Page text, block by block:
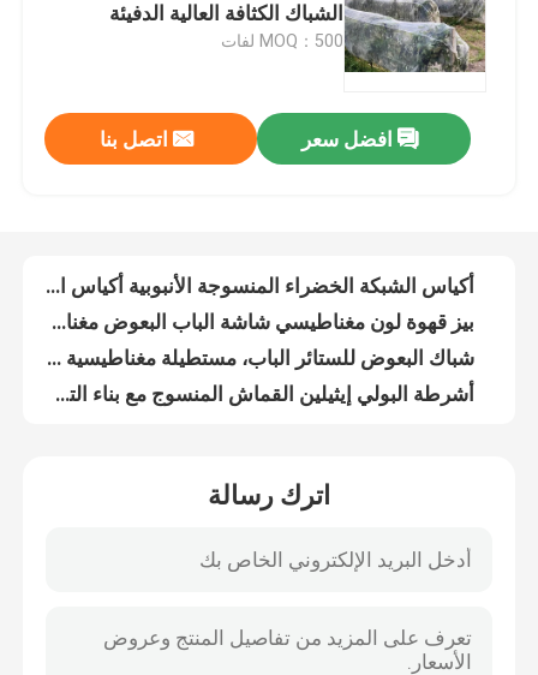
المنتجات
حول بنا
اتصل بنا
طلب اقتباس
الستار المغناطيسي للباب
شبكة ظلال PE
الشباك الكثافة العالية الدفيئة
حشرات الشباك
MOQ：500 لفات
افضل سعر اتصل بنا
أكياس الشبكة الخضراء المنسوجة الأنبوبية أكياس الشبكة الخزلية المنسوجة
موسم الصيف يستخدم ستارة شباك البعوض المغناطيسية للباب والنوافذ
حقيبة ثقيلة ذات شبكة بي اي قابلة للنفس
شبكة حشرات الزراعة البيضاء المقاومة للأشعة فوق البنفسجية، عرض 1-4m، شبكة حشرات الدفيئة 50
سهلة إصلاح شبكة البعوض لباب، توقف الطائرة مطبوعة الباب الشبكة المغناطيسية
اترك رسالة